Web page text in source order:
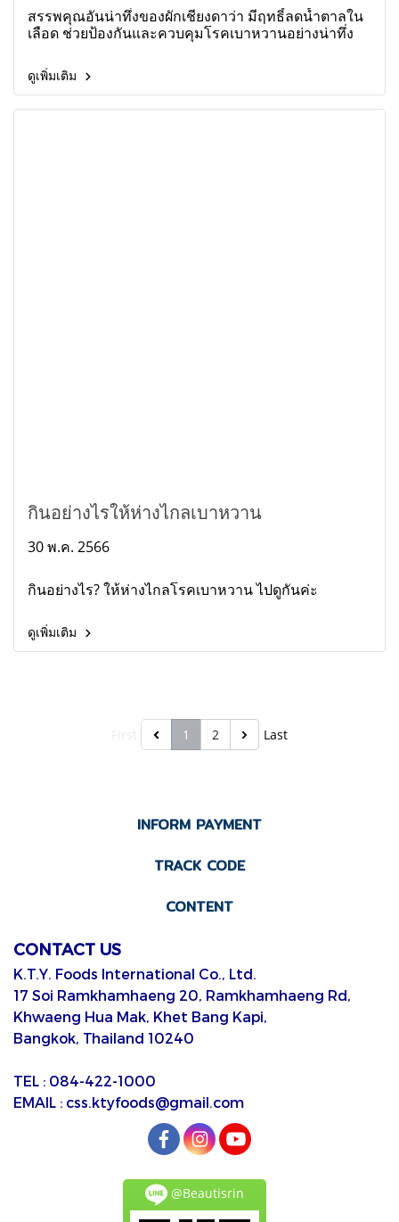
สรรพคุณอันน่าทึ่งของผักเชียงดาว่า มีฤทธิ์ลดน้ำตาลใน
เลือด ช่วยป้องกันและควบคุมโรคเบาหวานอย่างน่าทึ่ง
ดูเพิ่มเติม
กินอย่างไรให้ห่างไกลเบาหวาน
30 พ.ค. 2566
กินอย่างไร? ให้ห่างไกลโรคเบาหวาน ไปดูกันค่ะ
ดูเพิ่มเติม
1 2 Last
INFORM PAYMENT
TRACK CODE
CONTENT
CONTACT US
K.T.Y. Foods International Co., Ltd.
17 Soi Ramkhamhaeng 20, Ramkhamhaeng Rd,
Khwaeng Hua Mak, Khet Bang Kapi,
Bangkok, Thailand 10240
TEL : 084-422-1000
EMAIL : css.ktyfoods@gmail.com
@Beautisrin